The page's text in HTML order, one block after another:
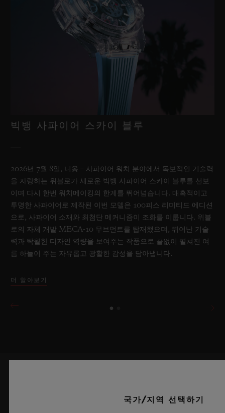
빅뱅 사파이어 스카이 블루
2026년 7월 8일, 니옹 – 사파이어 워치 분야에서 독보적인 기술력
을 자랑하는 위블로가 새로운 빅뱅 사파이어 스카이 블루를 선보
이며 다시 한번 워치메이킹의 한계를 뛰어넘습니다. 매혹적이고
투명한 사파이어로 제작된 이번 모델은 100피스 리미티드 에디션
으로, 사파이어 소재와 최첨단 메커니즘이 조화를 이룹니다. 위블
로의 자체 개발 MECA-10 무브먼트를 탑재했으며, 뛰어난 기술
력과 탁월한 디자인 역량을 보여주는 작품으로 끝없이 펼쳐진 여
름 하늘이 주는 자유롭고 광활한 감성을 담아냅니다.
더 알아보기
국가/지역 선택하기